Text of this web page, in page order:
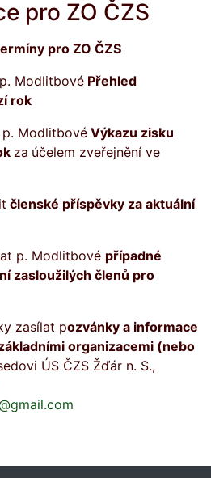
pro ZO ČZS
pro ZO ČZS
Modlitbové Přehled
rok
Modlitbové Výkazu zisku
za účelem zveřejnění ve
členské příspěvky za aktuální
p. Modlitbové případné
zasloužilých členů pro
zasílat pozvánky a informace
organizacemi (nebo
ÚS ČZS Žďár n. S.,